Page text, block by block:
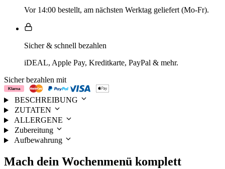
Vor 14:00 bestellt, am nächsten Werktag geliefert (Mo-Fr).
Sicher & schnell bezahlen
iDEAL, Apple Pay, Kreditkarte, PayPal & mehr.
Sicher bezahlen mit
BESCHREIBUNG
ZUTATEN
ALLERGENE
Zubereitung
Aufbewahrung
Mach dein Wochenmenü komplett